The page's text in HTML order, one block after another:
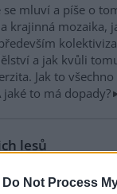
Do Not Process
se mluví a píše o
krajinná mozaika,
a jak kvůli
Jak to
jaké to má dopady?
lesů
je hlodavec